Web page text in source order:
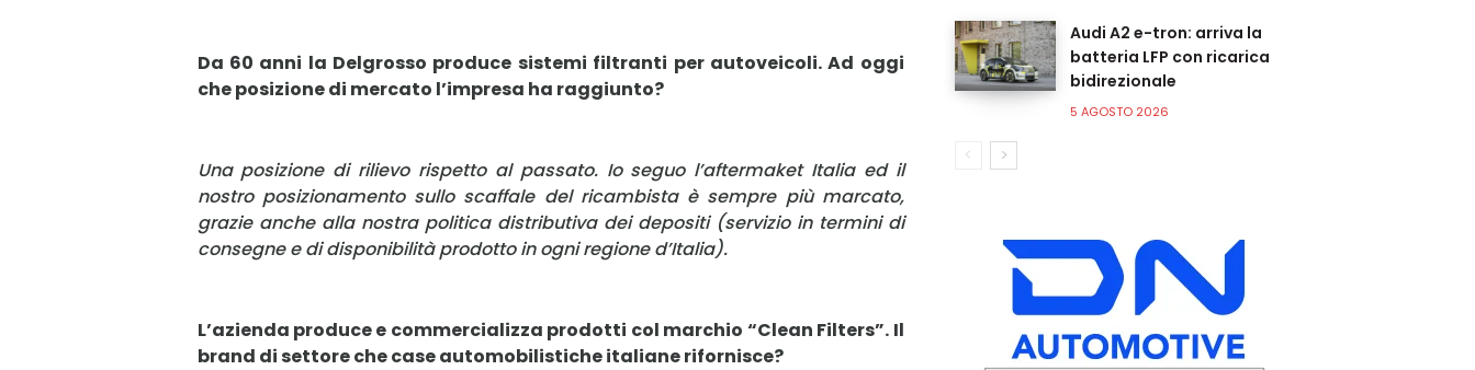
Da 60 anni la Delgrosso produce sistemi filtranti per autoveicoli. Ad oggi
che posizione di mercato l’impresa ha raggiunto?
Una posizione di rilievo rispetto al passato. Io seguo l’aftermaket Italia ed il
nostro posizionamento sullo scaffale del ricambista è sempre più marcato,
grazie anche alla nostra politica distributiva dei depositi (servizio in termini di
consegne e di disponibilità prodotto in ogni regione d’Italia).
L’azienda produce e commercializza prodotti col marchio “Clean Filters”. Il
brand di settore che case automobilistiche italiane rifornisce?
Audi A2 e-tron: arriva la
batteria LFP con ricarica
bidirezionale
5 AGOSTO 2026